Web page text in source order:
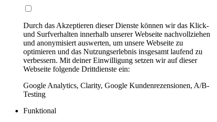
Durch das Akzeptieren dieser Dienste können wir das Klick-
und Surfverhalten innerhalb unserer Webseite nachvollziehen
und anonymisiert auswerten, um unsere Webseite zu
optimieren und das Nutzungserlebnis insgesamt laufend zu
verbessern. Mit deiner Einwilligung setzen wir auf dieser
Webseite folgende Drittdienste ein:
Google Analytics, Clarity, Google Kundenrezensionen, A/B-
Testing
Funktional